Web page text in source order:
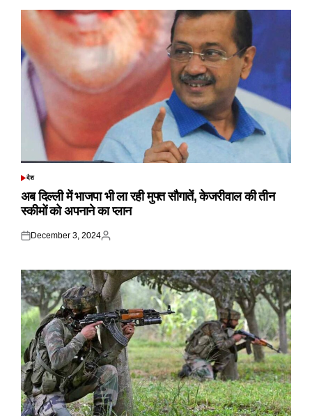
POSTED
देश
अब दिल्ली में भाजपा भी ला रही मुफ्त सौगातें, केजरीवाल की तीन
स्कीमों को अपनाने का प्लान
Posted
December 3, 2024
Posted